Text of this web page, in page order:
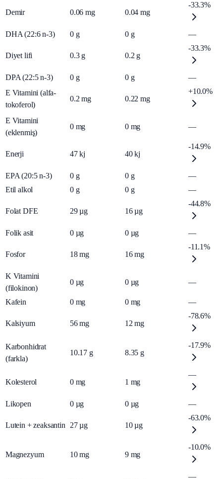
Demir 0.06 mg 0.04 mg
-33.3%
DHA (22:6 n-3) 0 g 0 g —
Diyet lifi 0.3 g 0.2 g
-33.3%
DPA (22:5 n-3) 0 g 0 g
—
E Vitamini (alfa-
tokoferol)
0.2 mg 0.22 mg
+10.0%
E Vitamini
(eklenmiş)
0 mg 0 mg —
Enerji 47 kj 40 kj
-14.9%
EPA (20:5 n-3) 0 g 0 g
—
Etil alkol
0 g 0 g —
Folat DFE 29 µg 16 µg
-44.8%
Folik asit 0 µg 0 µg —
Fosfor 18 mg 16 mg
-11.1%
K Vitamini
(filokinon)
0 µg 0 µg —
Kafein 0 mg 0 mg —
Kalsiyum 56 mg 12 mg
-78.6%
Karbonhidrat
(farkla)
10.17 g 8.35 g
-17.9%
Kolesterol 0 mg 1 mg
—
Likopen 0 µg 0 µg —
Lutein + zeaksantin 27 µg 10 µg
-63.0%
Magnezyum 10 mg 9 mg
-10.0%
—